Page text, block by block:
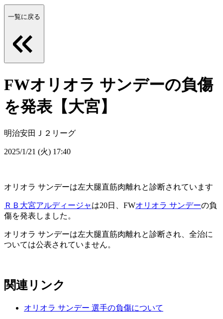
一覧に戻る
FWオリオラ サンデーの負傷
を発表【大宮】
明治安田Ｊ２リーグ
2025/1/21 (火) 17:40
オリオラ サンデーは左大腿直筋肉離れと診断されています
ＲＢ大宮アルディージャは20日、FWオリオラ サンデーの負
傷を発表しました。
オリオラ サンデーは左大腿直筋肉離れと診断され、全治に
ついては公表されていません。
関連リンク
オリオラ サンデー 選手の負傷について